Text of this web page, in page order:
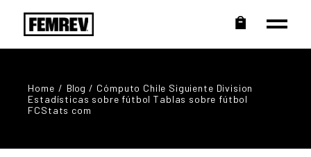
Home Blog
Cómputo Chile Siguiente Division
Estadísticas sobre fútbol Tablas sobre fútbol
FCStats com